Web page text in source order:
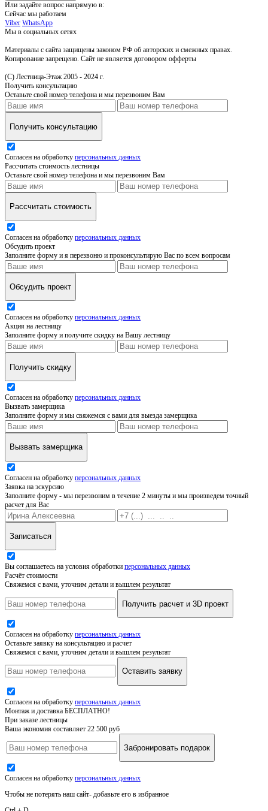
Или задайте вопрос напрямую в:
Сейчас мы работаем
Viber WhatsApp
Мы в социальных сетях
Материалы с сайта защищены законом РФ об авторских и смежных правах.
Копирование запрещено. Сайт не является договором офферты
(С) Лестница-Этаж 2005 - 2024 г.
Получить консультацию
Оставьте свой номер телефона и мы перезвоним Вам
Получить консультацию
Согласен на обработку персональных данных
Рассчитать стоимость лестницы
Оставьте свой номер телефона и мы перезвоним Вам
Рассчитать стоимость
Согласен на обработку персональных данных
Обсудить проект
Заполните форму и я перезвоню и проконсультирую Вас по всем вопросам
Обсудить проект
Согласен на обработку персональных данных
Акция на лестницу
Заполните форму и получите скидку на Вашу лестницу
Получить скидку
Согласен на обработку персональных данных
Вызвать замерщика
Заполните форму и мы свяжемся с вами для выезда замерщика
Вызвать замерщика
Согласен на обработку персональных данных
Заявка на эскурсию
Заполните форму - мы перезвоним в течение 2 минуты и мы произведем точный
расчет для Вас
Записаться
Вы соглашаетесь на условия обработки персональных данных
Расчёт стоимости
Свяжемся с вами, уточним детали и вышлем результат
Получить расчет и 3D проект
Согласен на обработку персональных данных
Оставьте заявку на консультацию и расчет
Свяжемся с вами, уточним детали и вышлем результат
Оставить заявку
Согласен на обработку персональных данных
Монтаж и доставка БЕСПЛАТНО!
При заказе лестницы
Ваша экономия составляет 22 500 руб
Забронировать подарок
Согласен на обработку персональных данных
Чтобы не потерять наш сайт- добавьте его в избранное